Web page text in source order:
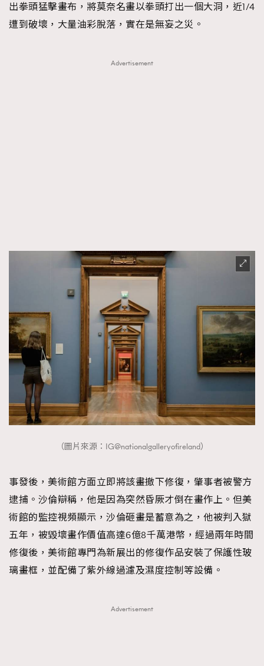
出拳頭猛擊畫布，將莫奈名畫以拳頭打出一個大洞，近1/4
遭到破壞，大量油彩脫落，實在是無妄之災。
Advertisement
（圖片來源：IG@nationalgalleryofireland）
事發後，美術館方面立即將該畫撤下修復，肇事者被警方
逮捕。沙倫辯稱，他是因為突然昏厥才倒在畫作上。但美
術館的監控視頻顯示，沙倫砸畫是蓄意為之，他被判入獄
五年，被毀壞畫作價值高達6億8千萬港幣，經過兩年時間
修復後，美術館專門為新展出的修復作品安裝了保護性玻
璃畫框，並配備了紫外線過濾及濕度控制等設備。
Advertisement